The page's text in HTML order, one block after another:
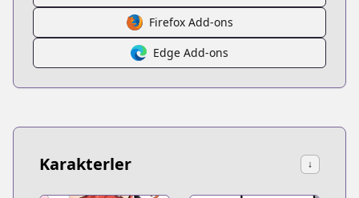
Firefox Add-ons
Edge Add-ons
Karakterler ↓